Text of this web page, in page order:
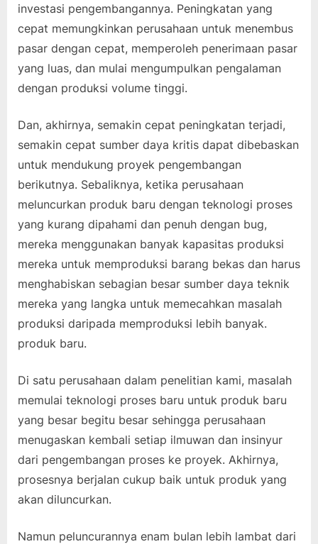
investasi pengembangannya. Peningkatan yang
cepat memungkinkan perusahaan untuk menembus
pasar dengan cepat, memperoleh penerimaan pasar
yang luas, dan mulai mengumpulkan pengalaman
dengan produksi volume tinggi.
Dan, akhirnya, semakin cepat peningkatan terjadi,
semakin cepat sumber daya kritis dapat dibebaskan
untuk mendukung proyek pengembangan
berikutnya. Sebaliknya, ketika perusahaan
meluncurkan produk baru dengan teknologi proses
yang kurang dipahami dan penuh dengan bug,
mereka menggunakan banyak kapasitas produksi
mereka untuk memproduksi barang bekas dan harus
menghabiskan sebagian besar sumber daya teknik
mereka yang langka untuk memecahkan masalah
produksi daripada memproduksi lebih banyak.
produk baru.
Di satu perusahaan dalam penelitian kami, masalah
memulai teknologi proses baru untuk produk baru
yang besar begitu besar sehingga perusahaan
menugaskan kembali setiap ilmuwan dan insinyur
dari pengembangan proses ke proyek. Akhirnya,
prosesnya berjalan cukup baik untuk produk yang
akan diluncurkan.
Namun peluncurannya enam bulan lebih lambat dari